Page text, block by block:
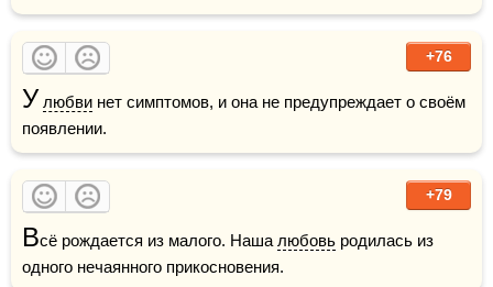
+76
У любви нет симптомов, и она не предупреждает о своём
появлении.
+79
Всё рождается из малого. Наша любовь родилась из
одного нечаянного прикосновения.